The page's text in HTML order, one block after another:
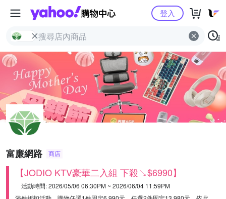
Yahoo購物中心
登入
富廉網路 商店
【JODIO KTV豪華二入組 下殺↘$6990】
活動時間: 2026/05/06 06:30PM ~ 2026/06/04 11:59PM